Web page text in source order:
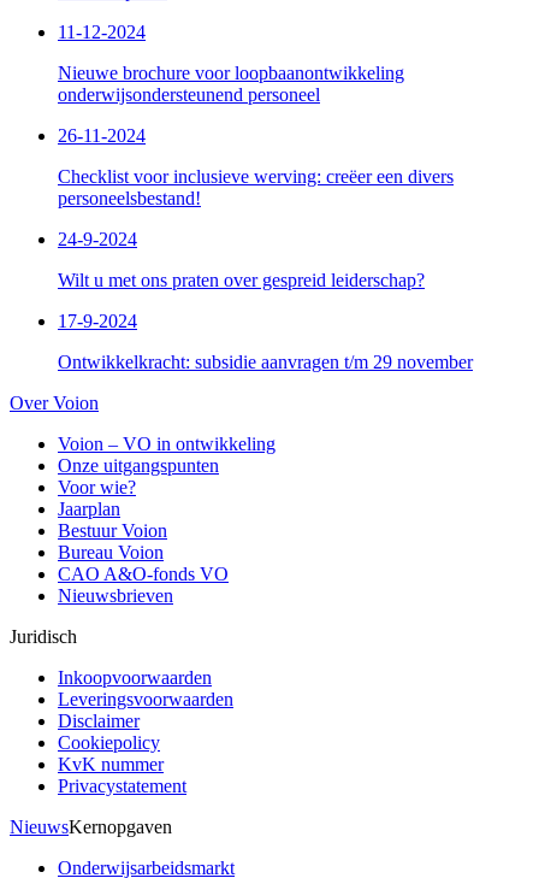
11-12-2024
Nieuwe brochure voor loopbaanontwikkeling
onderwijsondersteunend personeel
26-11-2024
Checklist voor inclusieve werving: creëer een divers
personeelsbestand!
24-9-2024
Wilt u met ons praten over gespreid leiderschap?
17-9-2024
Ontwikkelkracht: subsidie aanvragen t/m 29 november
Over Voion
Voion – VO in ontwikkeling
Onze uitgangspunten
Voor wie?
Jaarplan
Bestuur Voion
Bureau Voion
CAO A&O-fonds VO
Nieuwsbrieven
Juridisch
Inkoopvoorwaarden
Leveringsvoorwaarden
Disclaimer
Cookiepolicy
KvK nummer
Privacystatement
NieuwsKernopgaven
Onderwijsarbeidsmarkt